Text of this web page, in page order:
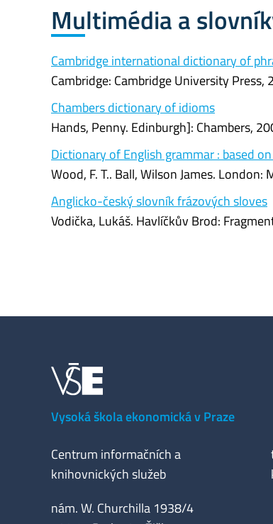
Multimédia a
Cambridge international dictionary of
Cambridge: Cambridge University
Chambers dictionary of idioms
Hands, Penny. Edinburgh]: Chambers,
Dictionary of English grammar : based
Wood, F. T.. Ball, Wilson James.
Anglicko-český slovník frázových sloves
Vodička, Lukáš. Havlíčkův Brod:
Vysoká škola ekonomická v Praze
Centrum informačních a
knihovnických služeb
nám. W. Churchilla 1938/4